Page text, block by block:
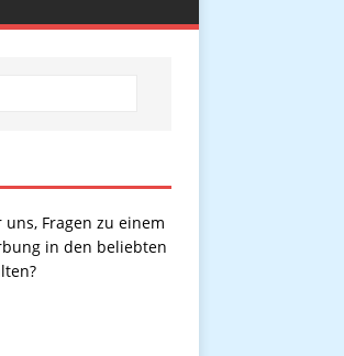
Fragen zu einem
in den beliebten